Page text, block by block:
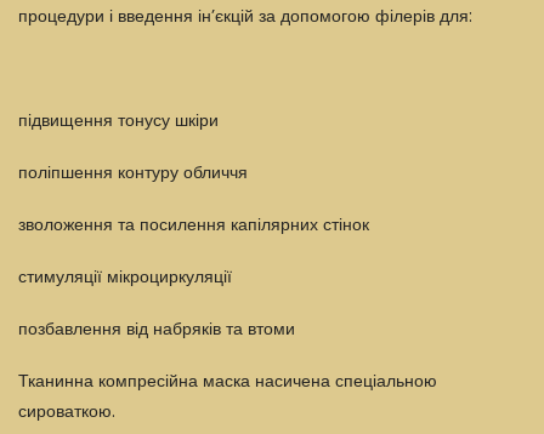
процедури і введення ін’єкцій за допомогою філерів для:
підвищення тонусу шкіри
поліпшення контуру обличчя
зволоження та посилення капілярних стінок
стимуляції мікроциркуляції
позбавлення від набряків та втоми
Тканинна компресійна маска насичена спеціальною
сироваткою.